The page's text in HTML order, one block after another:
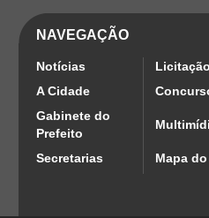
NAVEGAÇÃO
Notícias
Licitação
A Cidade
Gabinete do
Prefeito
Secretarias Mapa